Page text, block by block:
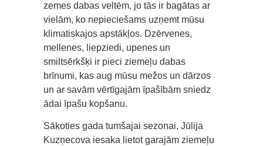
zemes dabas veltēm, jo tās ir bagātas ar
vielām, ko nepieciešams uzņemt mūsu
klimatiskajos apstākļos. Dzērvenes,
mellenes, liepziedi, upenes un
smiltsērkšķi ir pieci ziemeļu dabas
brīnumi, kas aug mūsu mežos un dārzos
un ar savām vērtīgajām īpašībām sniedz
ādai īpašu kopšanu.
Sākoties gada tumšajai sezonai, Jūlija
Kuzņecova iesaka lietot garajām ziemeļu